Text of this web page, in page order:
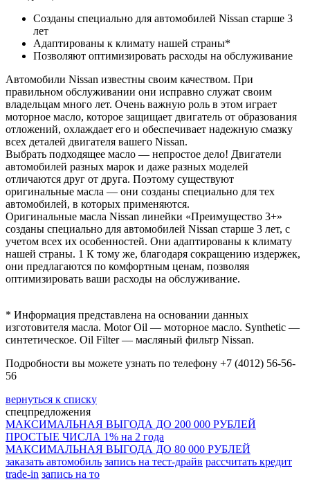
Созданы специально для автомобилей Nissan старше 3
лет
Адаптированы к климату нашей страны*
Позволяют оптимизировать расходы на обслуживание
Автомобили Nissan известны своим качеством. При
правильном обслуживании они исправно служат своим
владельцам много лет. Очень важную роль в этом играет
моторное масло, которое защищает двигатель от образования
отложений, охлаждает его и обеспечивает надежную смазку
всех деталей двигателя вашего Nissan.
Выбрать подходящее масло — непростое дело! Двигатели
автомобилей разных марок и даже разных моделей
отличаются друг от друга. Поэтому существуют
оригинальные масла — они созданы специально для тех
автомобилей, в которых применяются.
Оригинальные масла Nissan линейки «Преимущество 3+»
созданы специально для автомобилей Nissan старше 3 лет, с
учетом всех их особенностей. Они адаптированы к климату
нашей страны. 1 К тому же, благодаря сокращению издержек,
они предлагаются по комфортным ценам, позволяя
оптимизировать ваши расходы на обслуживание.
* Информация представлена на основании данных
изготовителя масла. Motor Oil — моторное масло. Synthetic —
синтетическое. Oil Filter — масляный фильтр Nissan.
Подробности вы можете узнать по телефону +7 (4012) 56-56-
56
вернуться к списку
спецпредложения
МАКСИМАЛЬНАЯ ВЫГОДА ДО 200 000 РУБЛЕЙ
ПРОСТЫЕ ЧИСЛА 1% на 2 года
МАКСИМАЛЬНАЯ ВЫГОДА ДО 80 000 РУБЛЕЙ
заказать автомобиль запись на тест-драйв рассчитать кредит
trade-in запись на то